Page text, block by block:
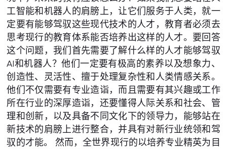
工智能和机器人的肩膀上，让它们服务于人类，就一
定要有能够驾驭这些现代技术的人才，教育者必须去
思考现行的教育体系能否培养出这样的人才。要回答
这个问题，我们首先需要了解什么样的人才能够驾驭
AI和机器人？他们一定要有极高的素养以及想象力、
创造性、灵活性、擅于处理复杂性和人类情感关系。
他们不仅需要有专业造诣，而且需要有其兴趣或工作
所在行业的深厚造诣，还要懂得人际关系和社会、管
理和创新，以及具备不同文化下的领导力，能够站在
新技术的肩膀上进行整合，并具有对新行业统领和驾
驭的才能。 然而，全世界现行的以培养专业精英为目